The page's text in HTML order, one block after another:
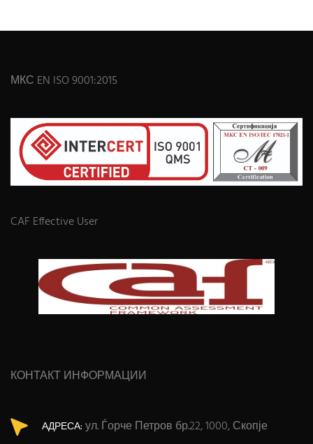
МКС EN ISO 9001:2015
CAF Effective User
КОНТАКТ ИНФОРМАЦИИ
АДРЕСА: ул. Ѓорче Петров бр.22, 1000, Скопје